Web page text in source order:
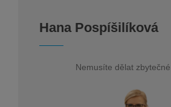
Hana Pospíšilíková
Nemusíte dělat